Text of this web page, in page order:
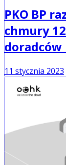
PKO BP
chmury
11 stycznia 2023